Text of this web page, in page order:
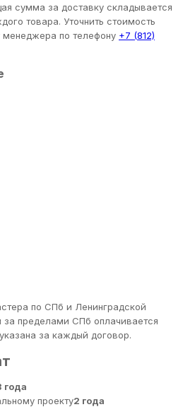
сумма за доставку складывается
товара. Уточнить стоимость
по телефону +7 (812)
по СПб и Ленинградской
за пределами СПб оплачивается
за каждый договор.
года
проекту2 года